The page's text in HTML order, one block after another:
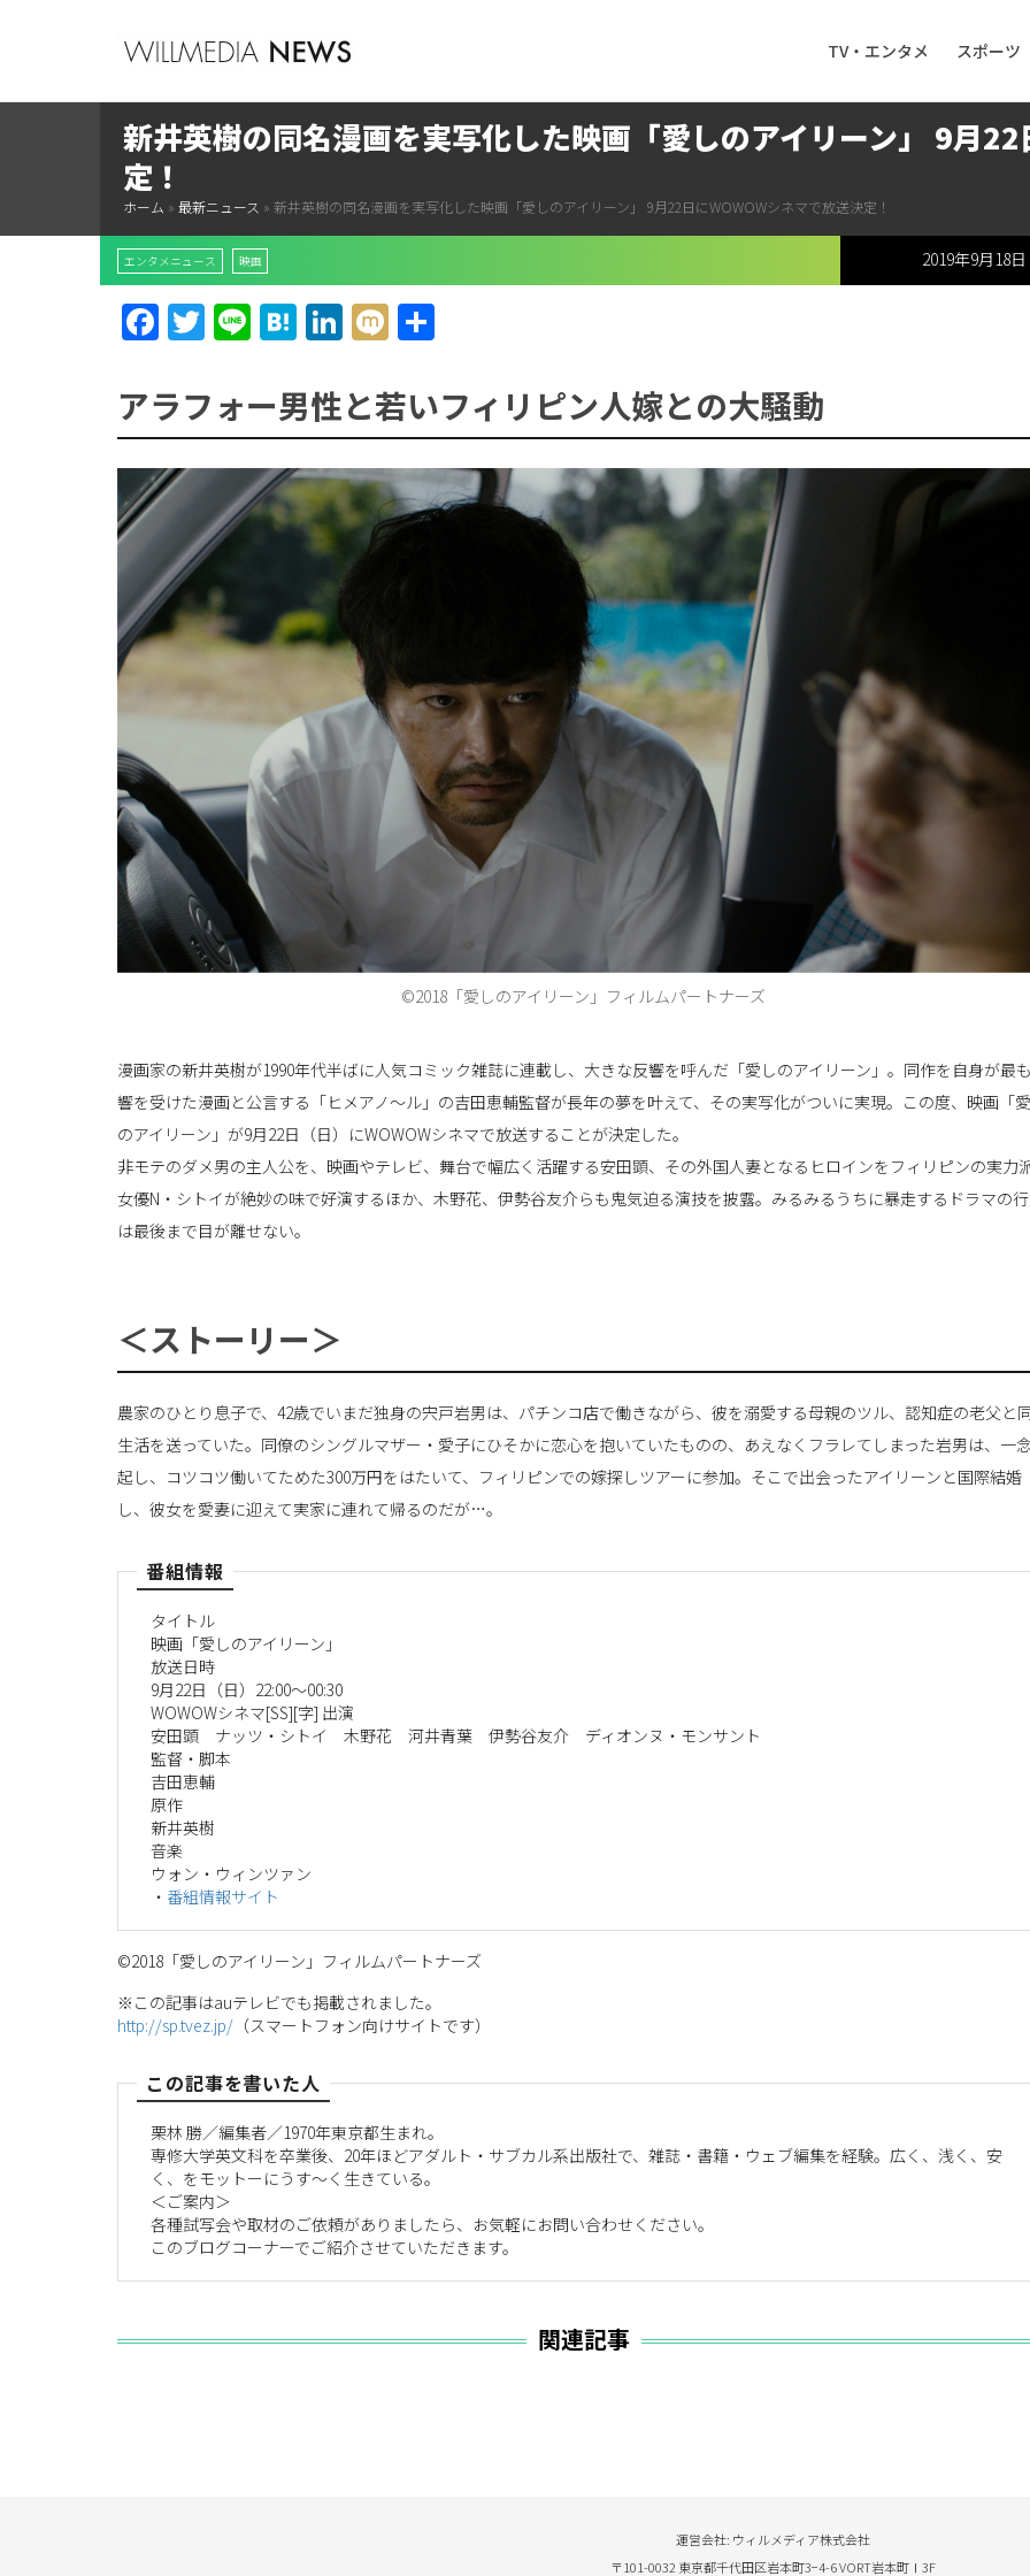
TV・エンタメ スポーツ
新井英樹の同名漫画を実写化した映画「愛しのアイリーン」 9月
定！
ホーム » 最新ニュース » 新井英樹の同名漫画を実写化した映画「愛しのアイリーン」 9月22日にWOWOWシネマで放送決定！
エンタメニュース 映画 2019年9月18日
Facebook
Twitter
LineHatena
LinkedIn
Mixi
アラフォー男性と若いフィリピン人嫁との大騒動
©2018「愛しのアイリーン」フィルムパートナーズ
漫画家の新井英樹が1990年代半ばに人気コミック雑誌に連載し、大きな反響を呼んだ「愛しのアイリーン」。同作を自身が最
響を受けた漫画と公言する「ヒメアノ～ル」の吉田恵輔監督が長年の夢を叶えて、その実写化がついに実現。この度、映画「
のアイリーン」が9月22日（日）にWOWOWシネマで放送することが決定した。
非モテのダメ男の主人公を、映画やテレビ、舞台で幅広く活躍する安田顕、その外国人妻となるヒロインをフィリピンの実力
女優N・シトイが絶妙の味で好演するほか、木野花、伊勢谷友介らも鬼気迫る演技を披露。みるみるうちに暴走するドラマの
は最後まで目が離せない。
＜ストーリー＞
農家のひとり息子で、42歳でいまだ独身の宍戸岩男は、パチンコ店で働きながら、彼を溺愛する母親のツル、認知症の老父と
生活を送っていた。同僚のシングルマザー・愛子にひそかに恋心を抱いていたものの、あえなくフラレてしまった岩男は、一
起し、コツコツ働いてためた300万円をはたいて、フィリピンでの嫁探しツアーに参加。そこで出会ったアイリーンと国際結婚
し、彼女を愛妻に迎えて実家に連れて帰るのだが…。
番組情報
タイトル
映画「愛しのアイリーン」
放送日時
9月22日（日）22:00～00:30
WOWOWシネマ[SS][字] 出演
安田顕 ナッツ・シトイ 木野花 河井青葉 伊勢谷友介 ディオンヌ・モンサント
監督・脚本
吉田恵輔
原作
新井英樹
音楽
ウォン・ウィンツァン
・ 番組情報サイト
©2018「愛しのアイリーン」フィルムパートナーズ
※この記事はauテレビでも掲載されました。
http://sp.tvez.jp/ （スマートフォン向けサイトです）
この記事を書いた人
栗林 勝／編集者／1970年東京都生まれ。
専修大学英文科を卒業後、20年ほどアダルト・サブカル系出版社で、雑誌・書籍・ウェブ編集を経験。広く、浅く、安
く、をモットーにうす～く生きている。
＜ご案内＞
各種試写会や取材のご依頼がありましたら、お気軽にお問い合わせください。
このブログコーナーでご紹介させていただきます。
関連記事
運営会社: ウィルメディア株式会社
〒101-0032 東京都千代田区岩本町3−4-6 VORT岩本町Ⅰ3F